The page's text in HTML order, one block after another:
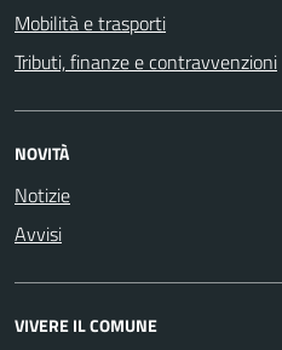
Mobilità e trasporti
Tributi, finanze e contravvenzioni
NOVITÀ
Notizie
Avvisi
VIVERE IL COMUNE